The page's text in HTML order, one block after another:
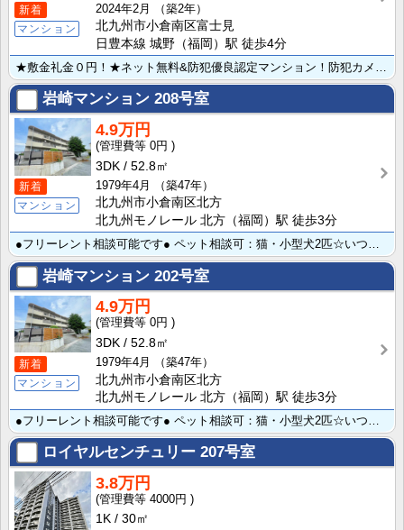
新着
マンション
2024年2月
（築2年）
北九州市小倉南区富士見
日豊本線 城野（福岡）駅 徒歩4分
岩崎マンション 208号室
新着
マンション
4.9万円
0円
3DK
52.8㎡
1979年4月
（築47年）
北九州市小倉南区北方
北九州モノレール 北方（福岡）駅 徒歩3分
岩崎マンション 202号室
新着
マンション
4.9万円
0円
3DK
52.8㎡
1979年4月
（築47年）
北九州市小倉南区北方
北九州モノレール 北方（福岡）駅 徒歩3分
ロイヤルセンチュリー 207号室
3.8万円
4000円
1K
30㎡